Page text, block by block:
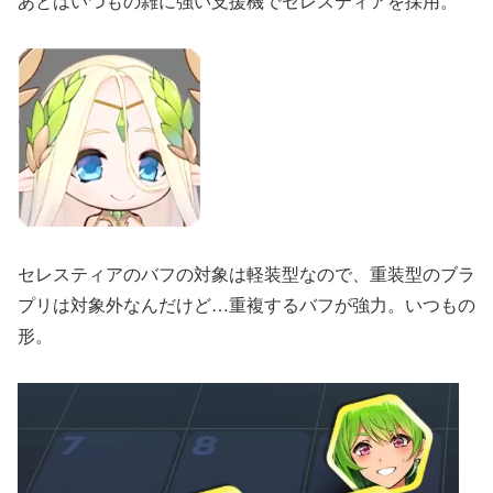
セレスティアのバフの対象は軽装型なので、重装型のブラ
プリは対象外なんだけど…重複するバフが強力。いつもの
形。